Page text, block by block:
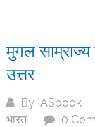
मुगल
उत्तर
By IASbook
भारत
0